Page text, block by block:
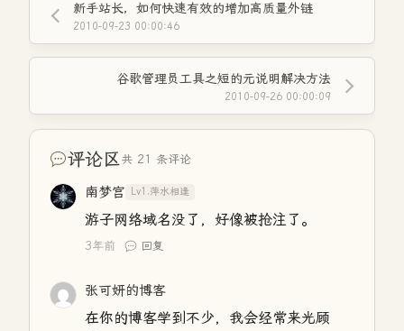
新手站长，如何快速有效的增加高质量外链
2010-09-23 00:00:46
谷歌管理员工具之短的元说明解决方法
2010-09-26 00:00:09
评论区共 21 条评论
南梦宫 Lv1.萍水相逢
游子网络域名没了，好像被抢注了。
3年前 回复
张可妍的博客
在你的博客学到不少，我会经常来光顾